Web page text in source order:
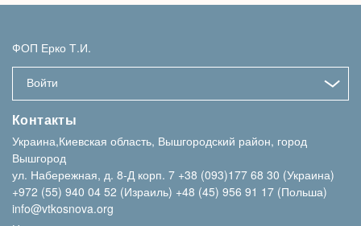
ФОП Ерко Т.И.
Войти
Контакты
Украина,Киевская область, Вышгородский район, город
Вышгород
ул. Набережная, д. 8-Д корп. 7 +38 (093)177 68 30 (Украина)
+972 (55) 940 04 52 (Израиль) +48 (45) 956 91 17 (Польша)
info@vtkosnova.org